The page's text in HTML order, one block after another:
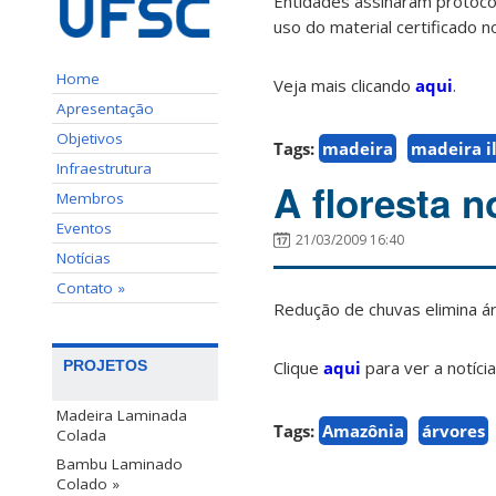
Home
Apresentação
Objetivos
Infraestrutura
Membros
Eventos
Notícias
Contato »
PROJETOS
Madeira Laminada
Colada
Bambu Laminado
Colado »
uso do material certificado
Veja mais clicando aqui.
Tags: madeira madeira
A floresta
21/03/2009 16:40
Redução de chuvas elimina
Clique aqui para ver a
Tags: Amazônia árvores